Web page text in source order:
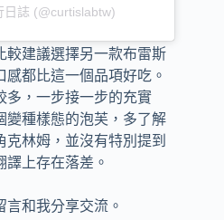
誌 (@curtislabtw)
建議選擇另一款布雷斯
都比這一個品項好吃。
多，一步接一步的充實
變種樣態的泡芙，多了解
克林姆，並沒有特別提到
上存在落差。
和我分享交流。